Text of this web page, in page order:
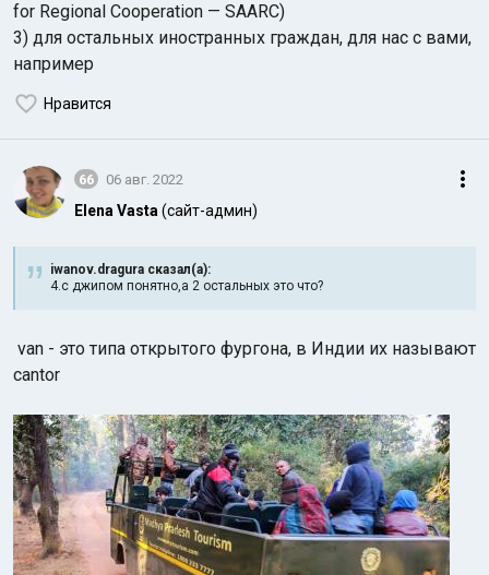
for Regional Cooperation — SAARC)
3) для остальных иностранных граждан, для нас с вами,
например
Нравится
66 06 авг. 2022
Elena Vasta (сайт-админ)
iwanov.dragura сказал(а):
4.с джипом понятно,а 2 остальных это что?
van - это типа открытого фургона, в Индии их называют
cantor